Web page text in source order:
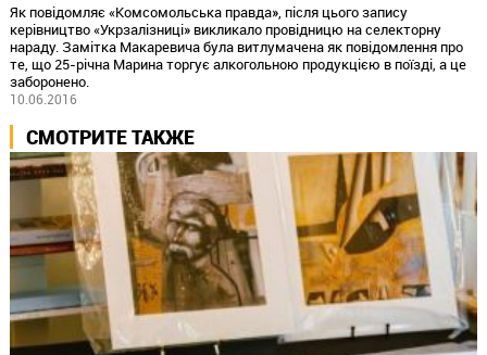
Як повідомляє «Комсомольська правда», після цього запису
керівництво «Укрзалізниці» викликало провідницю на селекторну
нараду. Замітка Макаревича була витлумачена як повідомлення про
те, що 25-річна Марина торгує алкогольною продукцією в поїзді, а це
заборонено.
10.06.2016
СМОТРИТЕ ТАКЖЕ